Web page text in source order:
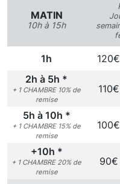
MATIN
10h à 15h
1h
2h à 5h *
+ 1 CHAMBRE 10% de
remise
5h à 10h *
+ 1 CHAMBRE 15% de
remise
+10h *
+ 1 CHAMBRE 20% de
remise